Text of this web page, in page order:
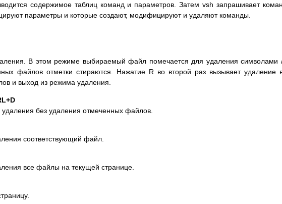
содержимое таблиц команд и параметров. Затем vsh запрашивает
параметры и которые создают, модифицируют и удаляют команды.
В этом режиме выбираемый файл помечается для удаления символами
файлов отметки стираются. Нажатие R во второй раз вызывает удаление
и выход из режима удаления.
без удаления отмеченных файлов.
соответствующий файл.
все файлы на текущей странице.